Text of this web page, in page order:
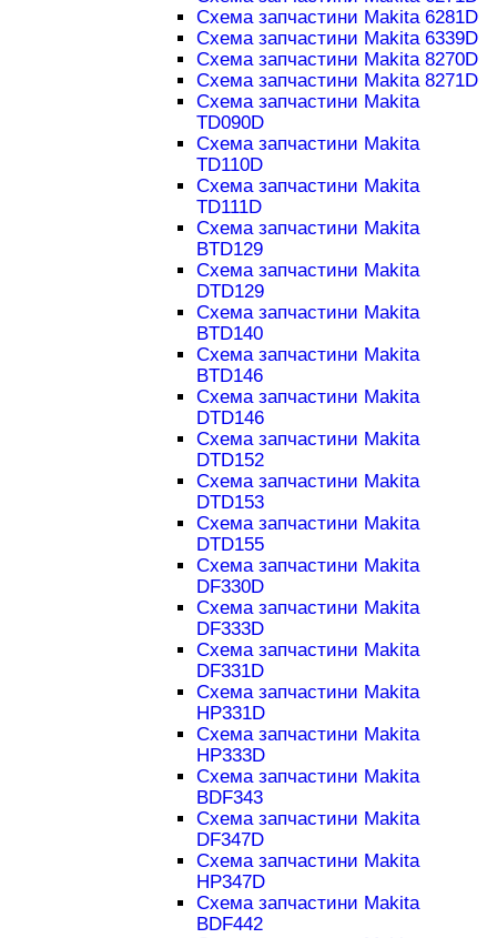
Схема запчастини Makita 6281D
Схема запчастини Makita 6339D
Схема запчастини Makita 8270D
Схема запчастини Makita 8271D
Схема запчастини Makita
TD090D
Схема запчастини Makita
TD110D
Схема запчастини Makita
TD111D
Схема запчастини Makita
BTD129
Схема запчастини Makita
DTD129
Схема запчастини Makita
BTD140
Схема запчастини Makita
BTD146
Схема запчастини Makita
DTD146
Схема запчастини Makita
DTD152
Схема запчастини Makita
DTD153
Схема запчастини Makita
DTD155
Схема запчастини Makita
DF330D
Схема запчастини Makita
DF333D
Схема запчастини Makita
DF331D
Схема запчастини Makita
HP331D
Схема запчастини Makita
HP333D
Схема запчастини Makita
BDF343
Схема запчастини Makita
DF347D
Схема запчастини Makita
HP347D
Схема запчастини Makita
BDF442